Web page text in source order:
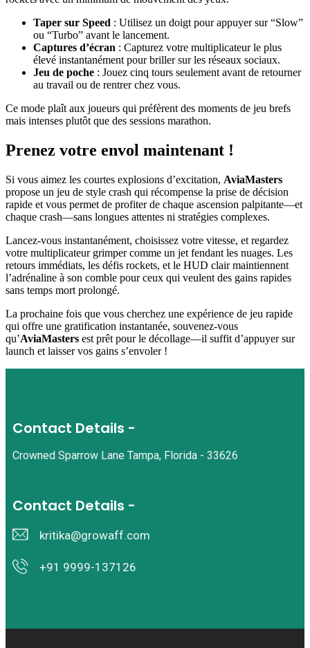
Taper sur Speed : Utilisez un doigt pour appuyer sur “Slow”
ou “Turbo” avant le lancement.
Captures d’écran : Capturez votre multiplicateur le plus
élevé instantanément pour briller sur les réseaux sociaux.
Jeu de poche : Jouez cinq tours seulement avant de retourner
au travail ou de rentrer chez vous.
Ce mode plaît aux joueurs qui préfèrent des moments de jeu brefs
mais intenses plutôt que des sessions marathon.
Prenez votre envol maintenant !
Si vous aimez les courtes explosions d’excitation, AviaMasters
propose un jeu de style crash qui récompense la prise de décision
rapide et vous permet de profiter de chaque ascension palpitante—et
chaque crash—sans longues attentes ni stratégies complexes.
Lancez-vous instantanément, choisissez votre vitesse, et regardez
votre multiplicateur grimper comme un jet fendant les nuages. Les
retours immédiats, les défis rockets, et le HUD clair maintiennent
l’adrénaline à son comble pour ceux qui veulent des gains rapides
sans temps mort prolongé.
La prochaine fois que vous cherchez une expérience de jeu rapide
qui offre une gratification instantanée, souvenez-vous
qu’AviaMasters est prêt pour le décollage—il suffit d’appuyer sur
launch et laisser vos gains s’envoler !
Contact Details -
Crowned Sparrow Lane Tampa, Florida - 33626
Contact Details -
kritika@growaff.com
+91 9999-137126